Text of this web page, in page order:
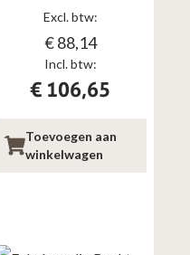
Incl. btw:
€ 106,65
Excl. btw:
€88,14
Toevoegen aan
winkelwagen